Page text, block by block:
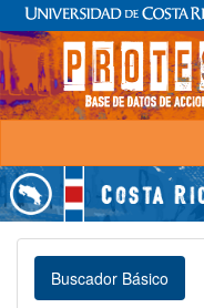
Buscador Básico